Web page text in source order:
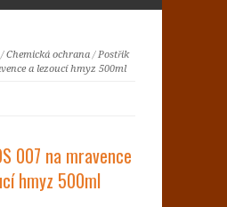
Chemická ochrana/Postřik
a lezoucí hmyz 500ml
007 na mravence
hmyz 500ml